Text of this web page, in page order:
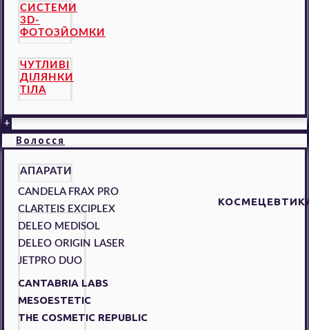
СИСТЕМИ
3D-
ФОТОЗЙОМКИ
ЧУТЛИВІ
ДІЛЯНКИ
ТІЛА
+
Волосся
АПАРАТИ
CANDELA FRAX PRO
CLARTEIS EXCIPLEX
DELEO MEDISOL
DELEO ORIGIN LASER
JETPRO DUO
CANTABRIA LABS
MESOESTETIC
THE COSMETIC REPUBLIC